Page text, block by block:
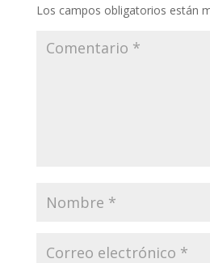
Los campos obligatorios están